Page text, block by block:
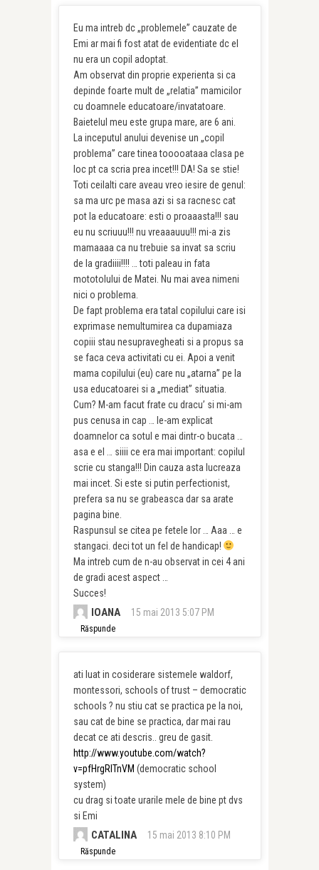
Eu ma intreb dc „problemele” cauzate de
Emi ar mai fi fost atat de evidentiate dc el
nu era un copil adoptat.
Am observat din proprie experienta si ca
depinde foarte mult de „relatia” mamicilor
cu doamnele educatoare/invatatoare.
Baietelul meu este grupa mare, are 6 ani.
La inceputul anului devenise un „copil
problema” care tinea tooooataaa clasa pe
loc pt ca scria prea incet!!! DA! Sa se stie!
Toti ceilalti care aveau vreo iesire de genul:
sa ma urc pe masa azi si sa racnesc cat
pot la educatoare: esti o proaaasta!!! sau
eu nu scriuuu!!! nu vreaaauuu!!! mi-a zis
mamaaaa ca nu trebuie sa invat sa scriu
de la gradiiii!!!! … toti paleau in fata
mototolului de Matei. Nu mai avea nimeni
nici o problema.
De fapt problema era tatal copilului care isi
exprimase nemultumirea ca dupamiaza
copiii stau nesupravegheati si a propus sa
se faca ceva activitati cu ei. Apoi a venit
mama copilului (eu) care nu „atarna” pe la
usa educatoarei si a „mediat” situatia.
Cum? M-am facut frate cu dracu’ si mi-am
pus cenusa in cap … le-am explicat
doamnelor ca sotul e mai dintr-o bucata …
asa e el … siiii ce era mai important: copilul
scrie cu stanga!!! Din cauza asta lucreaza
mai incet. Si este si putin perfectionist,
prefera sa nu se grabeasca dar sa arate
pagina bine.
Raspunsul se citea pe fetele lor … Aaa … e
stangaci. deci tot un fel de handicap!
Ma intreb cum de n-au observat in cei 4 ani
de gradi acest aspect …
Succes!
IOANA 15 mai 2013 5:07 PM
Răspunde
ati luat in cosiderare sistemele waldorf,
montessori, schools of trust – democratic
schools ? nu stiu cat se practica pe la noi,
sau cat de bine se practica, dar mai rau
decat ce ati descris.. greu de gasit.
http://www.youtube.com/watch?
v=pfHrgRITnVM (democratic school
system)
cu drag si toate urarile mele de bine pt dvs
si Emi
CATALINA 15 mai 2013 8:10 PM
Răspunde